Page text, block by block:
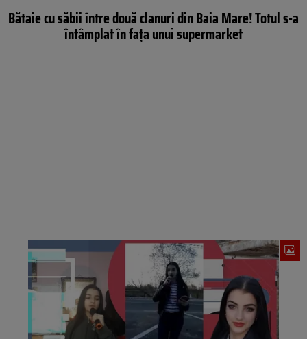
Bătaie cu săbii între două clanuri din Baia Mare! Totul s-a
întâmplat în fața unui supermarket